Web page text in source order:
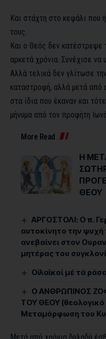
Και στάχτη στο κεφάλι που
τους.
Και ο Θεός δεν κατέστρεψε
αρκετά χρόνια. Συνέχισε να
Αλλά τελικά δεν γλίτωσε
καταστροφή, αλλά μετά από
στα ίδια που έκαναν και
μήνυμα από τον προφήτη
More Read
Η
ΘΕΟΥ
ΑΡΓΟΣΤΟΛΙ: Ο π.
αυτοκίνητο την ψυχή
ανεβαίνει στον
μητέρας του
Οἱ λαϊκοί μέ τά
Ο ΑΝΘΡΩΠΙΝΟΣ
ΤΟΥ ΘΕΟΥ (θεολογικό
Μεταμόρφωση του